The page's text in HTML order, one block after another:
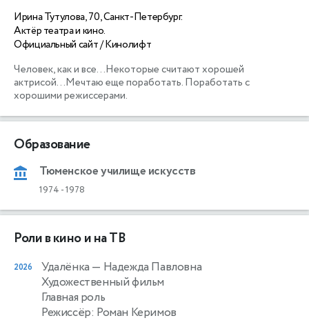
Ирина Тутулова, 70, Санкт-Петербург.
Актёр театра и кино.
Официальный сайт / Кинолифт
Человек, как и все...Некоторые считают хорошей
актрисой...Мечтаю еще поработать. Поработать с
хорошими режиссерами.
Образование
Тюменское училище искусств
1974 -1978
Роли в кино и на ТВ
2026 Удалёнка — Надежда Павловна
Художественный фильм
Главная роль
Режиссёр: Роман Керимов